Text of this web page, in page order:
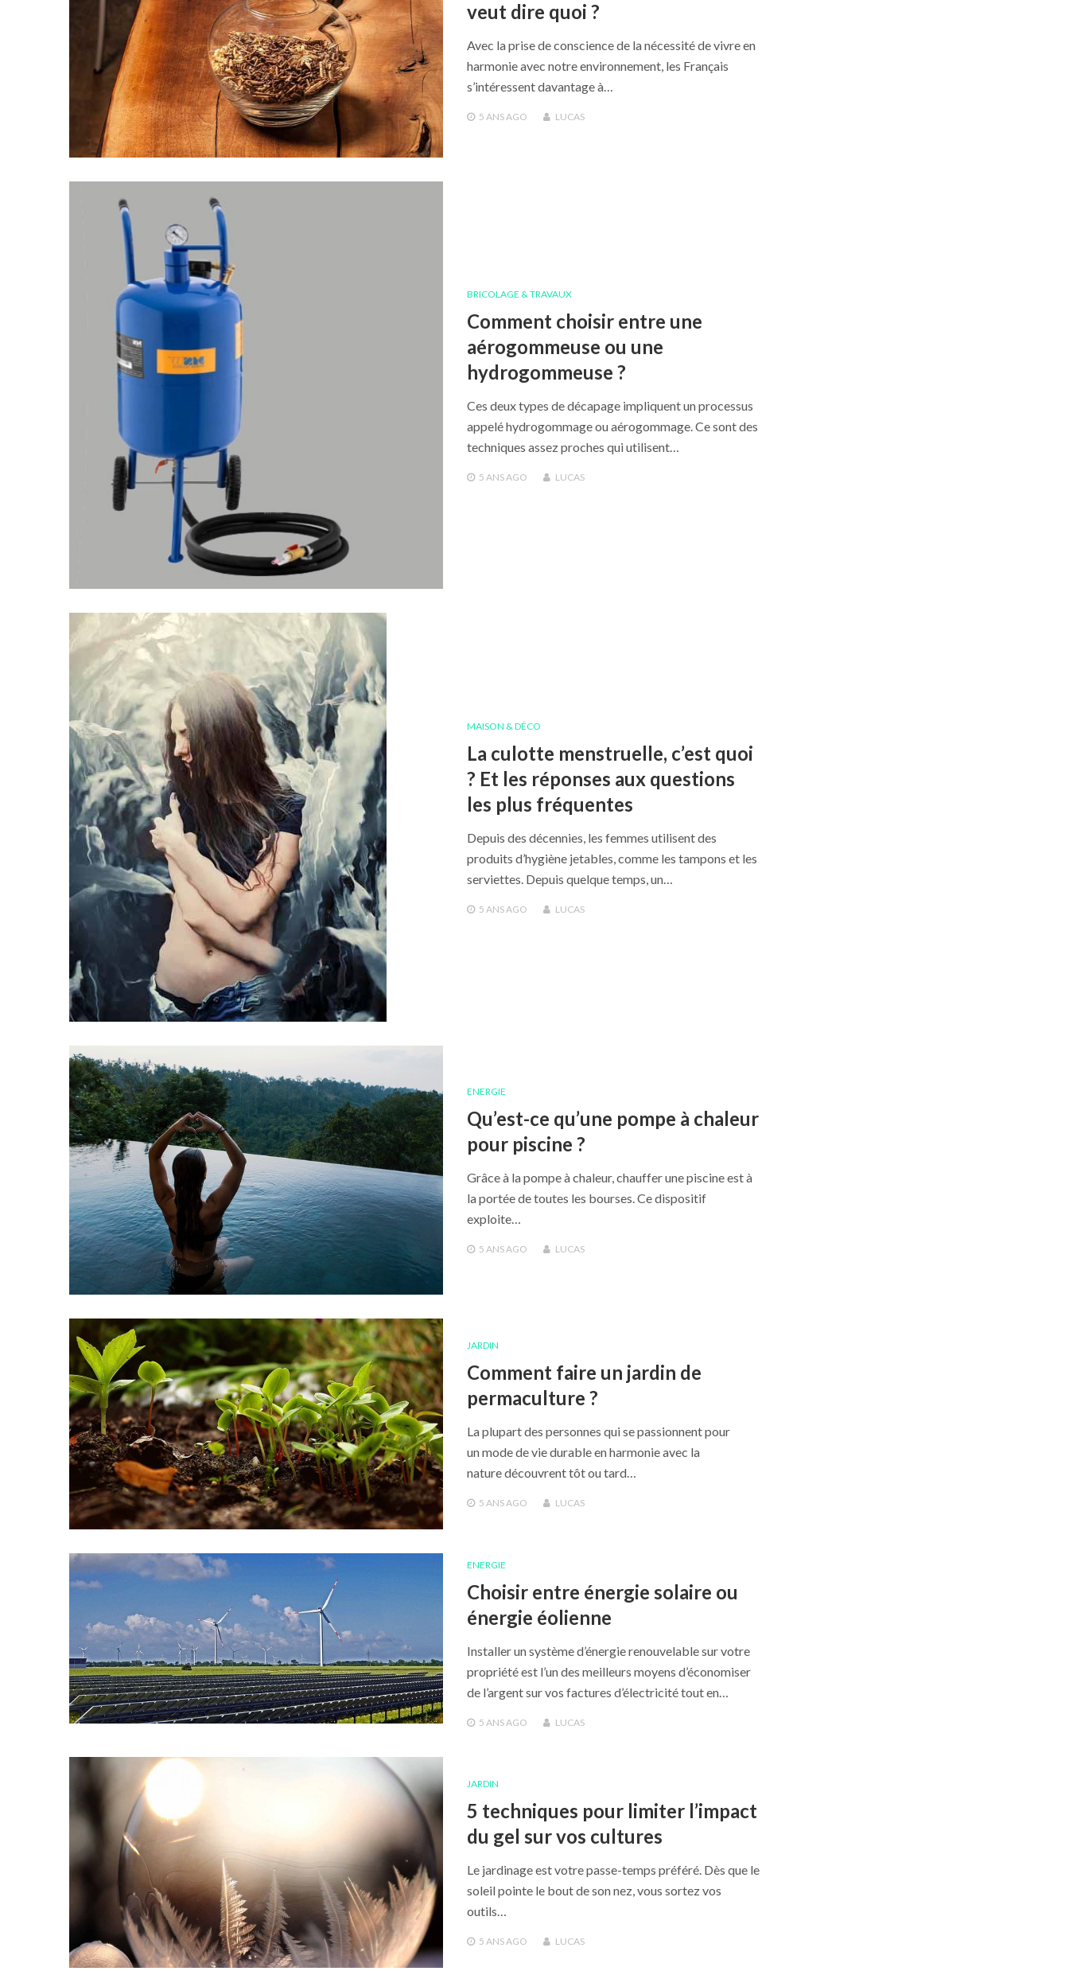
veut dire quoi ?
Avec la prise de conscience de la nécessité de vivre en
harmonie avec notre environnement, les Français
s’intéressent davantage à…
5 ANSAGO LUCAS
BRICOLAGE & TRAVAUX
Comment choisir entre une
aérogommeuse ou une
hydrogommeuse ?
Ces deux types de décapage impliquent un processus
appelé hydrogommage ou aérogommage. Ce sont des
techniques assez proches qui utilisent…
5 ANSAGO LUCAS
MAISON & DÉCO
La culotte menstruelle, c’est quoi
? Et les réponses aux questions
les plus fréquentes
Depuis des décennies, les femmes utilisent des
produits d’hygiène jetables, comme les tampons et les
serviettes. Depuis quelque temps, un…
5 ANSAGO LUCAS
ENERGIE
Qu’est-ce qu’une pompe à chaleur
pour piscine ?
Grâce à la pompe à chaleur, chauffer une piscine est à
la portée de toutes les bourses. Ce dispositif
exploite…
5 ANSAGO LUCAS
JARDIN
Comment faire un jardin de
permaculture ?
La plupart des personnes qui se passionnent pour
un mode de vie durable en harmonie avec la
nature découvrent tôt ou tard…
5 ANSAGO LUCAS
ENERGIE
Choisir entre énergie solaire ou
énergie éolienne
Installer un système d’énergie renouvelable sur votre
propriété est l’un des meilleurs moyens d’économiser
de l’argent sur vos factures d’électricité tout en…
5 ANSAGO LUCAS
JARDIN
5 techniques pour limiter l’impact
du gel sur vos cultures
Le jardinage est votre passe-temps préféré. Dès que le
soleil pointe le bout de son nez, vous sortez vos
outils…
5 ANSAGO LUCAS